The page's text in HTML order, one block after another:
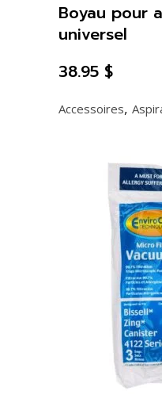
Accessoires,
Boyau pour
universel
38.95 $